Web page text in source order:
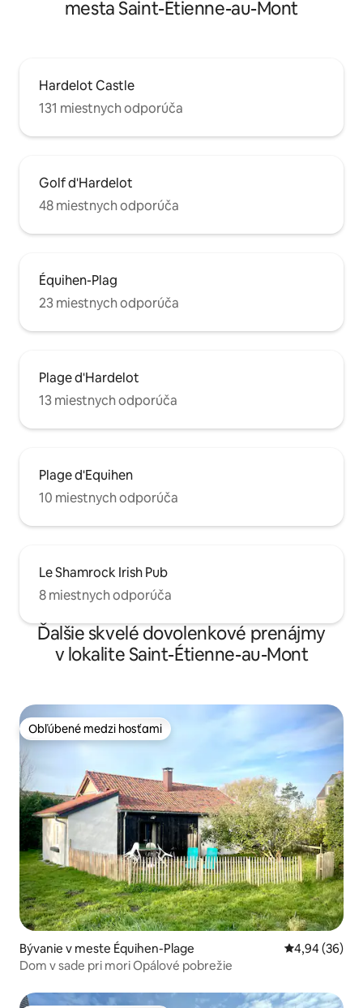
mesta Saint-Étienne-au-Mont
Hardelot Castle
131 miestnych odporúča
Golf d'Hardelot
48 miestnych odporúča
Équihen-Plag
23 miestnych odporúča
Plage d'Hardelot
13 miestnych odporúča
Plage d'Equihen
10 miestnych odporúča
Le Shamrock Irish Pub
8 miestnych odporúča
Ďalšie skvelé dovolenkové prenájmy
v lokalite Saint-Étienne-au-Mont
Obľúbené medzi hosťami
Obľúbené medzi hosťami
Bývanie v meste Équihen-Plage Priemerné
4,94 (36)
Dom v sade pri mori Opálové pobrežie